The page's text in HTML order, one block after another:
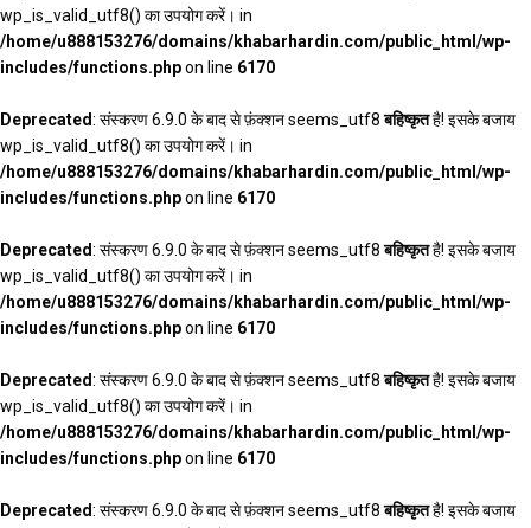
wp_is_valid_utf8() का उपयोग करें। in
/home/u888153276/domains/khabarhardin.com/public_html/wp-
includes/functions.phpon line 6170
Deprecated: संस्करण 6.9.0 के बाद से फ़ंक्शन seems_utf8बहिष्कृतहै! इसके बजाय
wp_is_valid_utf8() का उपयोग करें। in
/home/u888153276/domains/khabarhardin.com/public_html/wp-
includes/functions.phpon line 6170
Deprecated: संस्करण 6.9.0 के बाद से फ़ंक्शन seems_utf8बहिष्कृतहै! इसके बजाय
wp_is_valid_utf8() का उपयोग करें। in
/home/u888153276/domains/khabarhardin.com/public_html/wp-
includes/functions.phpon line 6170
Deprecated: संस्करण 6.9.0 के बाद से फ़ंक्शन seems_utf8बहिष्कृतहै! इसके बजाय
wp_is_valid_utf8() का उपयोग करें। in
/home/u888153276/domains/khabarhardin.com/public_html/wp-
includes/functions.phpon line 6170
Deprecated: संस्करण 6.9.0 के बाद से फ़ंक्शन seems_utf8बहिष्कृतहै! इसके बजाय